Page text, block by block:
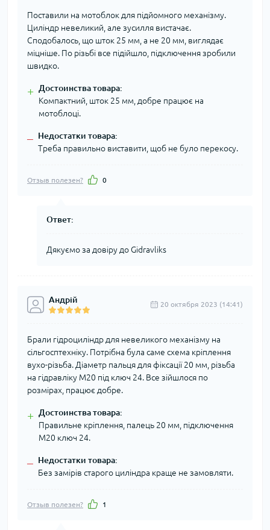
Поставили на мотоблок для підйомного механізму.
Циліндр невеликий, але зусилля вистачає.
Сподобалось, що шток 25 мм, а не 20 мм, виглядає
міцніше. По різьбі все підійшло, підключення зробили
швидко.
+ Достоинства товара:
Компактний, шток 25 мм, добре працює на
мотоблоці.
– Недостатки товара:
Треба правильно виставити, щоб не було перекосу.
Отзыв полезен? 0
Ответ:
Дякуємо за довіру до Gidravliks
Андрій 20 октября 2023 (14:41)
Брали гідроциліндр для невеликого механізму на
сільгосптехніку. Потрібна була саме схема кріплення
вухо-різьба. Діаметр пальця для фіксації 20 мм, різьба
на гідравліку М20 під ключ 24. Все зійшлося по
розмірах, працює добре.
+ Достоинства товара:
Правильне кріплення, палець 20 мм, підключення
М20 ключ 24.
– Недостатки товара:
Без замірів старого циліндра краще не замовляти.
Отзыв полезен? 1